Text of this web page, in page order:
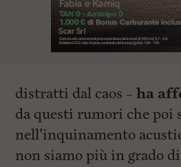
distratti dal caos –ha
da questi rumori che poi
nell’inquinamento
non siamo più in grado